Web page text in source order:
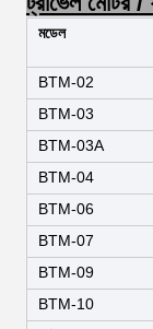
মডেল
BTM-02
BTM-03
BTM-03A
BTM-04
BTM-06
BTM-07
BTM-09
BTM-10